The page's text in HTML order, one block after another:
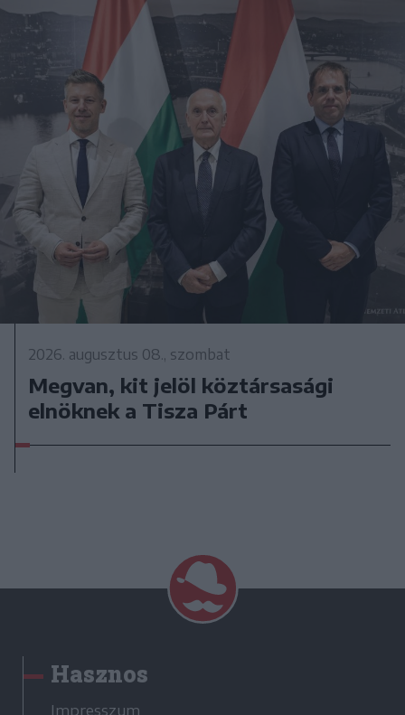
2026. augusztus 08., szombat
Megvan, kit jelöl köztársasági
elnöknek a Tisza Párt
Hasznos
Impresszum